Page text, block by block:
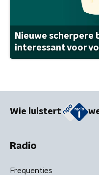
Nieuwe scherpere
interessant voor
Wie luistert
Radio
Frequenties